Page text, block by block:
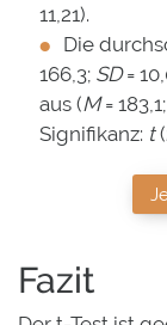
11,21).
Die
166,3; SD=
aus (M= 183,1;
Signifikanz: t
Fazit